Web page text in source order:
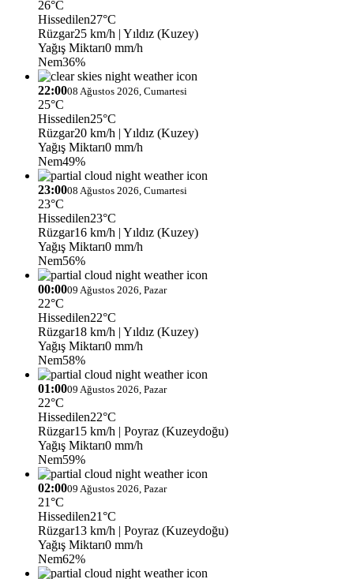
26°C
Hissedilen27°C
Rüzgar25 km/h | Yıldız (Kuzey)
Yağış Miktarı0 mm/h
Nem36%
22:0008 Ağustos 2026, Cumartesi
25°C
Hissedilen25°C
Rüzgar20 km/h | Yıldız (Kuzey)
Yağış Miktarı0 mm/h
Nem49%
23:0008 Ağustos 2026, Cumartesi
23°C
Hissedilen23°C
Rüzgar16 km/h | Yıldız (Kuzey)
Yağış Miktarı0 mm/h
Nem56%
00:0009 Ağustos 2026, Pazar
22°C
Hissedilen22°C
Rüzgar18 km/h | Yıldız (Kuzey)
Yağış Miktarı0 mm/h
Nem58%
01:0009 Ağustos 2026, Pazar
22°C
Hissedilen22°C
Rüzgar15 km/h | Poyraz (Kuzeydoğu)
Yağış Miktarı0 mm/h
Nem59%
02:0009 Ağustos 2026, Pazar
21°C
Hissedilen21°C
Rüzgar13 km/h | Poyraz (Kuzeydoğu)
Yağış Miktarı0 mm/h
Nem62%